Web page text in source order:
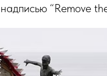
“Remove